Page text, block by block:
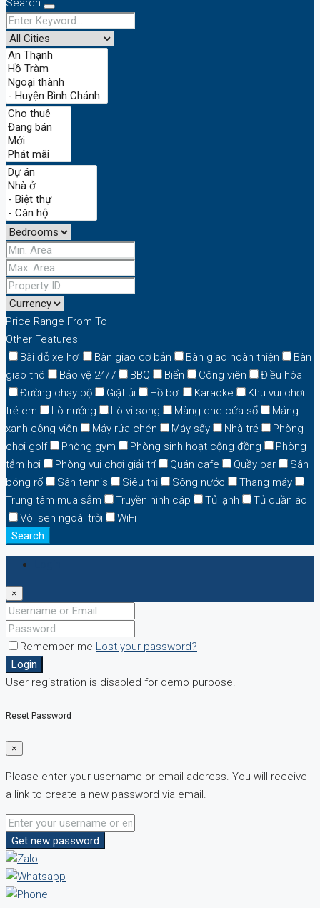
Search
Price Range From To
Other Features
Bãi đỗ xe hơi
Bàn giao cơ bản Bàn giao hoàn thiện
Bàn
giao thô
Bảo vệ 24/7 BBQ Biển Công viên
Điều hòa
Đường chạy bộ
Giặt ủi Hồ bơi Karaoke
Khu vui chơi
trẻ em
Lò nướng Lò vi song Màng che cửa sổ
Mảng
xanh công viên
Máy rửa chén Máy sấy Nhà trẻ
Phòng
chơi golf
Phòng gym Phòng sinh hoạt cộng đồng
Phòng
tắm hơi
Phòng vui chơi giải trí Quán cafe Quầy bar
Sân
bóng rổ
Sân tennis Siêu thị Sông nước
Thang máy
Trung tâm mua sắm
Truyền hình cáp Tủ lạnh
Tủ quần áo
Vòi sen ngoài trời
WiFi
Search
×
Remember me Lost your password?
Login
User registration is disabled for demo purpose.
Reset Password
×
Please enter your username or email address. You will receive
a link to create a new password via email.
Get new password